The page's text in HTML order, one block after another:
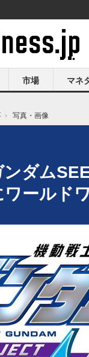
市場 マネ
› 写真・画像
ンダム
ールド